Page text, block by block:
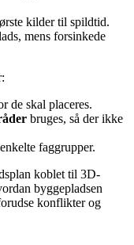
kilder til spildtid.
mens forsinkede
de skal placeres.
bruges, så der ikke
faggrupper.
koblet til 3D-
byggepladsen
konflikter og